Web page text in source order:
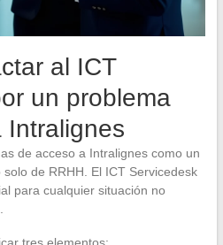
al ICT
un problema
Intralignes
de acceso a Intralignes como un
de RRHH. El ICT Servicedesk
para cualquier situación no